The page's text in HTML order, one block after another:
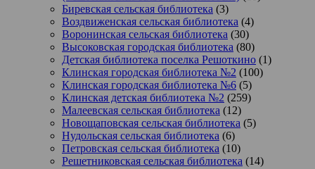
Биревская сельская библиотека (3)
Воздвиженская сельская библиотека (4)
Воронинская сельская библиотека (30)
Высоковская городская библиотека (80)
Детская библиотека поселка Решоткино (1)
Клинская городская библиотека №2 (100)
Клинская городская библиотека №6 (5)
Клинская детская библиотека №2 (259)
Малеевская сельская библиотека (12)
Новощаповская сельская библиотека (5)
Нудольская сельская библиотека (6)
Петровская сельская библиотека (10)
Решетниковская сельская библиотека (14)